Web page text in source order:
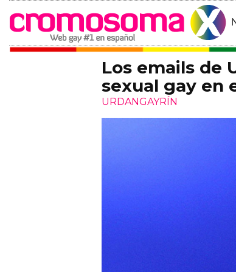
Los emails de
sexual gay en
URDANGAYRÍN